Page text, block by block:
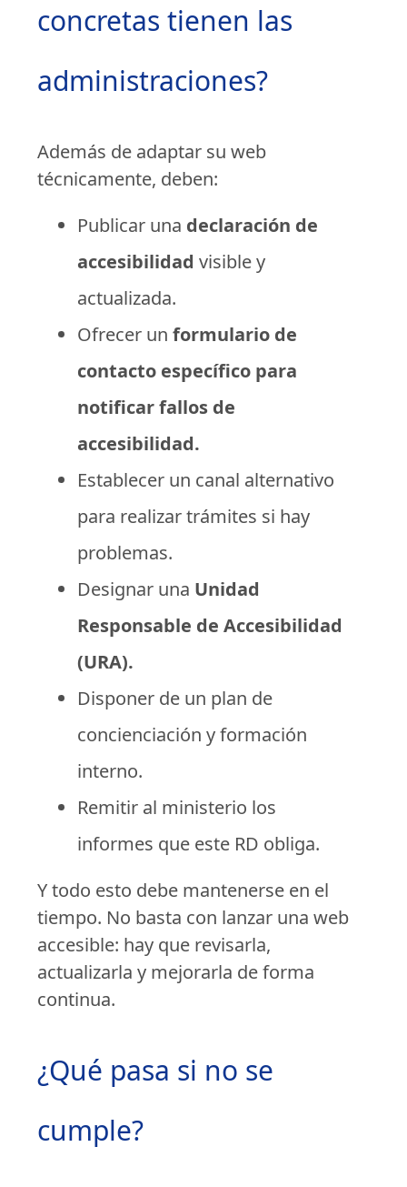
concretas tienen las
administraciones?
Además de adaptar su web
técnicamente, deben:
Publicar una declaración de
accesibilidad visible y
actualizada.
Ofrecer un formulario de
contacto específico para
notificar fallos de
accesibilidad.
Establecer un canal alternativo
para realizar trámites si hay
problemas.
Designar una Unidad
Responsable de Accesibilidad
(URA).
Disponer de un plan de
concienciación y formación
interno.
Remitir al ministerio los
informes que este RD obliga.
Y todo esto debe mantenerse en el
tiempo. No basta con lanzar una web
accesible: hay que revisarla,
actualizarla y mejorarla de forma
continua.
¿Qué pasa si no se
cumple?